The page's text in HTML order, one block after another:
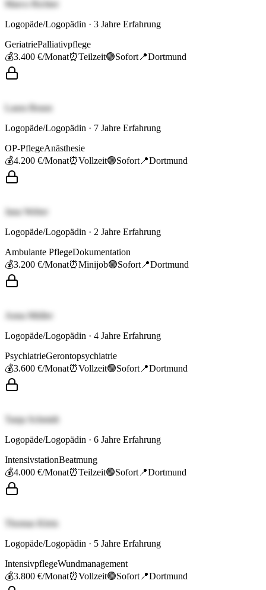
Marco Richter
Logopäde/Logopädin · 3 Jahre Erfahrung
GeriatriePalliativpflege
💰3.400 €/Monat⏰Teilzeit🟢Sofort 📍Dortmund
Laura Braun
Logopäde/Logopädin · 7 Jahre Erfahrung
OP-PflegeAnästhesie
💰4.200 €/Monat⏰Vollzeit🟢Sofort 📍Dortmund
Jana Weber
Logopäde/Logopädin · 2 Jahre Erfahrung
Ambulante PflegeDokumentation
💰3.200 €/Monat⏰Minijob🟢Sofort 📍Dortmund
Anna Müller
Logopäde/Logopädin · 4 Jahre Erfahrung
PsychiatrieGerontopsychiatrie
💰3.600 €/Monat⏰Vollzeit🟢Sofort 📍Dortmund
Tanja Schmidt
Logopäde/Logopädin · 6 Jahre Erfahrung
IntensivstationBeatmung
💰4.000 €/Monat⏰Teilzeit🟢Sofort 📍Dortmund
Thomas Klein
Logopäde/Logopädin · 5 Jahre Erfahrung
IntensivpflegeWundmanagement
💰3.800 €/Monat⏰Vollzeit🟢Sofort 📍Dortmund